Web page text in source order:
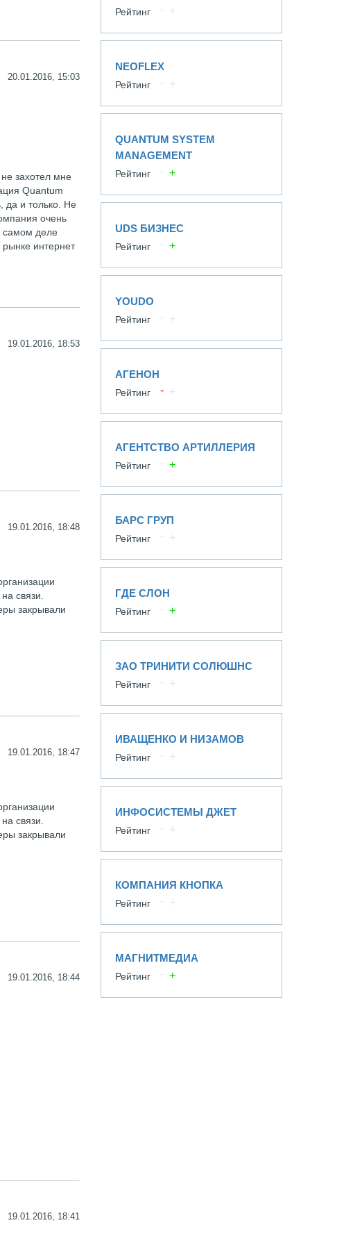
20.01.2016, 15:03
захотел мне
Quantum
да и только. Не
очень
самом деле
рынке интернет
19.01.2016, 18:53
19.01.2016, 18:48
связи.
закрывали
19.01.2016, 18:47
связи.
закрывали
19.01.2016, 18:44
19.01.2016, 18:41
Рейтинг
NEOFLEX
Рейтинг
QUANTUM SYSTEM
MANAGEMENT
Рейтинг
UDS БИЗНЕС
Рейтинг
YOUDO
Рейтинг
АГЕНОН
Рейтинг
АГЕНТСТВО АРТИЛЛЕРИЯ
Рейтинг
БАРС ГРУП
Рейтинг
ГДЕ СЛОН
Рейтинг
ЗАО ТРИНИТИ СОЛЮШНС
Рейтинг
ИВАЩЕНКО И НИЗАМОВ
Рейтинг
ИНФОСИСТЕМЫ ДЖЕТ
Рейтинг
КОМПАНИЯ КНОПКА
Рейтинг
МАГНИТМЕДИА
Рейтинг